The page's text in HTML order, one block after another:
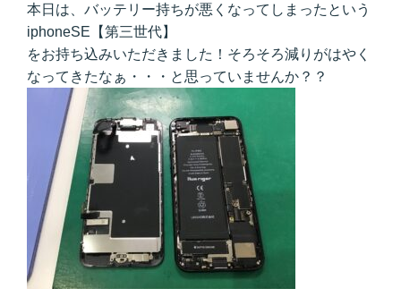
本日は、バッテリー持ちが悪くなってしまったという
iphoneSE【第三世代】
をお持ち込みいただきました！そろそろ減りがはやく
なってきたなぁ・・・と思っていませんか？？